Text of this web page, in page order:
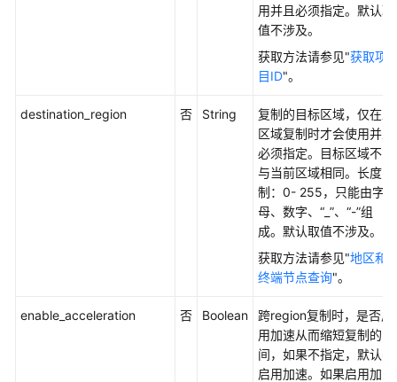
考
障
用并且必须指定。默认取
值不涉及。
获取方法请参见"获取项
目ID"。
destination_region 否 String
复制的目标区域，仅在跨
区域复制时才会使用并且
必须指定。目标区域不能
与当前区域相同。长度限
制：0- 255，只能由字
母、数字、“_”、“-”组
成。默认取值不涉及。
获取方法请参见"地区和
终端节点查询"。
enable_acceleration 否 Boolean
跨region复制时，是否启
用加速从而缩短复制的时
间，如果不指定，默认不
启用加速。如果启用加